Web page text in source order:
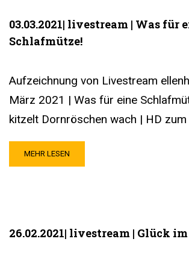
03.03.2021| livestream | Was für
Schlafmütze!
Aufzeichnung von Livestream
März 2021 | Was für eine
kitzelt Dornröschen wach | HD
MEHR LESEN
26.02.2021| livestream | Glück